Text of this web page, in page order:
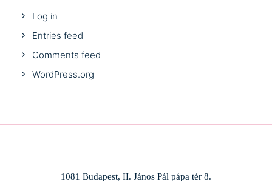
Log in
Entries feed
Comments feed
WordPress.org
1081 Budapest, II. János Pál pápa tér 8.